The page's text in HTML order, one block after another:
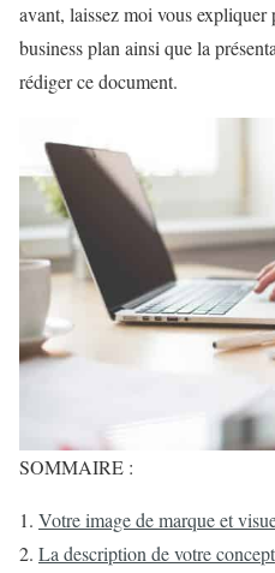
avant, laissez moi vous expliquer
business plan ainsi que la
rédiger ce document.
SOMMAIRE :
Votre image de marque et
La description de votre concept